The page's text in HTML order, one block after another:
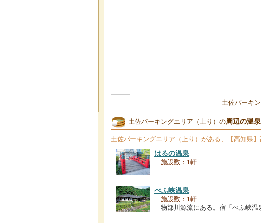
土佐パーキ
土佐パーキングエリア（上り）の周辺の温
土佐パーキングエリア（上り） がある、【高知県】
はるの温泉
施設数：1軒
べふ峡温泉
施設数：1軒
物部川源流にある。宿「べふ峡温